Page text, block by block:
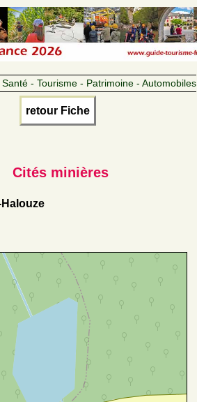
- Tourisme - Patrimoine - Automobiles
retour Fiche
Cités minières